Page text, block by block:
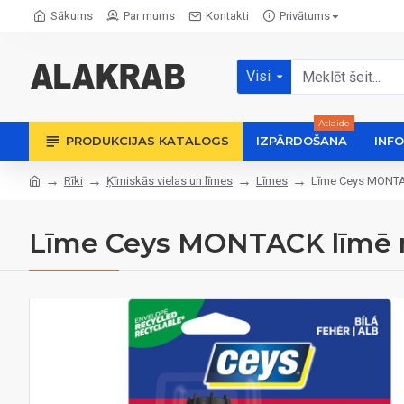
Sākums Par mums Kontakti Privātums
Visi
PRODUKCIJAS KATALOGS IZPĀRDOŠANA
Atlaide
Rīki Ķīmiskās vielas un līmes Līmes Līme Ceys
Līme Ceys MONTACK